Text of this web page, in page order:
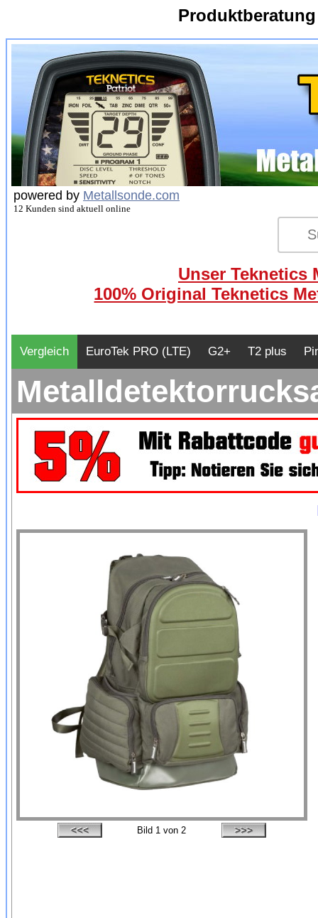
powered by Metallsonde.com
12 Kunden sind aktuell online
Unser Teknetics
100% Original Teknetics
Vergleich EuroTek PRO (LTE) G2+ T2 plus
Bild 1 von 2